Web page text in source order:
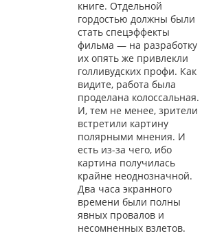
книге. Отдельной
гордостью должны были
стать спецэффекты
фильма — на разработку
их опять же привлекли
голливудских профи. Как
видите, работа была
проделана колоссальная.
И, тем не менее, зрители
встретили картину
полярными мнения. И
есть из-за чего, ибо
картина получилась
крайне неоднозначной.
Два часа экранного
времени были полны
явных провалов и
несомненных взлетов.